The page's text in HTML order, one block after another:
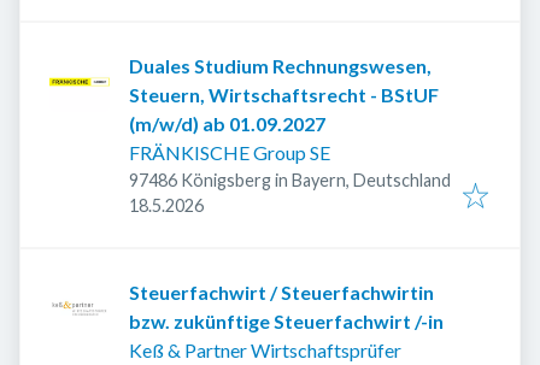
Duales Studium Rechnungswesen,
Steuern, Wirtschaftsrecht - BStUF
(m/w/d) ab 01.09.2027
FRÄNKISCHE Group SE
97486 Königsberg in Bayern, Deutschland
Veröffentlicht
18.5.2026
Steuerfachwirt / Steuerfachwirtin
bzw. zukünftige Steuerfachwirt /-in
Keß & Partner Wirtschaftsprüfer